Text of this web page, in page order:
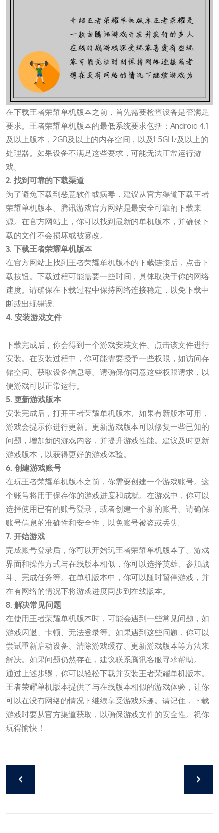
在下载王者荣耀单机版本之前，首先需要检查设备是否满足
要求。王者荣耀单机版本的最低系统要求包括：Android 4.1
及以上版本，2GB及以上的内存空间，以及1.5GHz及以上的
处理器。如果设备不满足这些要求，可能无法正常运行游
戏。
2. 找到可靠的下载渠道
为了避免下载到恶意软件或病毒，建议从官方渠道下载王者
荣耀单机版本。腾讯游戏官方网站是最安全可靠的下载来
源。在官方网站上，你可以找到最新的单机版本，并确保下
载的文件不会损坏或被篡改。
3. 下载王者荣耀单机版本
在官方网站上找到王者荣耀单机版本的下载链接后，点击下
载按钮。下载过程可能需要一些时间，具体取决于你的网络
速度。请确保在下载过程中保持网络连接稳定，以免下载中
断或出现错误。
4. 安装游戏文件
下载完成后，你会得到一个游戏安装文件。点击该文件进行
安装。在安装过程中，你可能需要授予一些权限，如访问存
储空间、获取设备信息等。请确保你同意这些权限请求，以
便游戏可以正常运行。
5. 更新游戏版本
安装完成后，打开王者荣耀单机版本。如果有新版本可用，
游戏会提示你进行更新。更新游戏版本可以修复一些已知的
问题，增加新的游戏内容，并提升游戏性能。建议及时更新
游戏版本，以获得更好的游戏体验。
6. 创建游戏账号
在玩王者荣耀单机版本之前，你需要创建一个游戏账号。这
个账号将用于保存你的游戏进度和成就。在游戏中，你可以
选择使用已有的账号登录，或者创建一个新的账号。请确保
账号信息的准确性和安全性，以免账号被盗或丢失。
7. 开始游戏
完成账号登录后，你可以开始玩王者荣耀单机版本了。游戏
界面和操作方式与在线版本相似，你可以选择英雄、参加战
斗、完成任务等。在单机版本中，你可以随时暂停游戏，并
在有网络的情况下将游戏进度同步到在线版本。
8. 解决常见问题
在使用王者荣耀单机版本时，可能会遇到一些常见问题，如
游戏闪退、卡顿、无法登录等。如果遇到这些问题，你可以
尝试重新启动设备、清除游戏缓存、更新游戏版本等方法来
解决。如果问题仍然存在，建议联系腾讯客服寻求帮助。
通过上述步骤，你可以轻松下载并安装王者荣耀单机版本。
王者荣耀单机版本提供了与在线版本相似的游戏体验，让你
可以在没有网络的情况下继续享受游戏乐趣。请记住，下载
游戏时要从官方渠道获取，以确保游戏文件的安全性。祝你
玩得愉快！